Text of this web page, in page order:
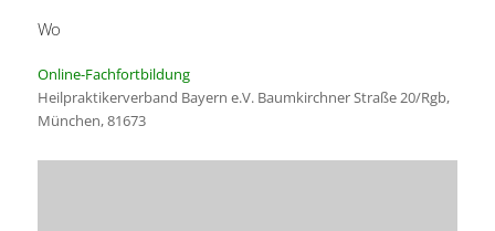
Wo
Online-Fachfortbildung
Heilpraktikerverband Bayern e.V. Baumkirchner Straße 20/Rgb,
München, 81673